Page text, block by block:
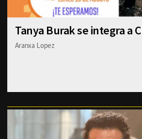
Tanya Burak se integra a
Aranxa Lopez